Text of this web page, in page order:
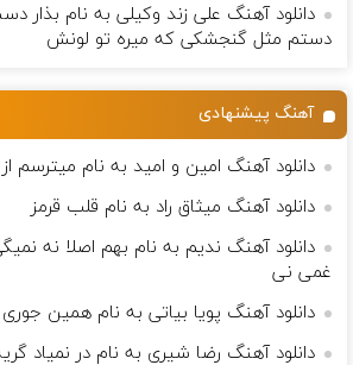
دانلود آهنگ علی زند وکیلی به نام بذار
دستم مثل گنجشكی كه میره تو لونش
آهنگ پیشنهادی
دانلود آهنگ امین و امید به نام میترسم از
دانلود آهنگ میثاق راد به نام قلب قرمز
دانلود آهنگ ندیم به نام بهم اصلا نه
غمی نی
دانلود آهنگ پویا بیاتی به نام همین
دانلود آهنگ رضا شیری به نام در نمیاد